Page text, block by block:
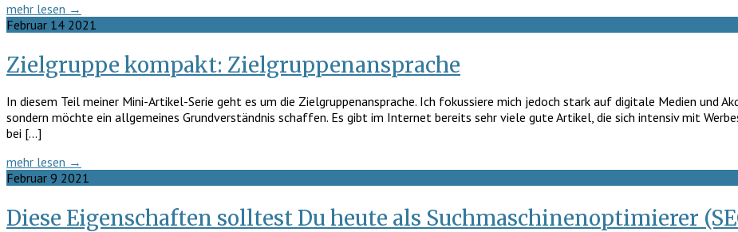
mehr lesen →
Februar 14 2021
Zielgruppe kompakt: Zielgruppenansprache
In diesem Teil meiner Mini-Artikel-Serie geht es um die Zielgruppenansprache. Ich fokussiere mich jedoch stark auf digitale Medien und
sondern möchte ein allgemeines Grundverständnis schaffen. Es gibt im Internet bereits sehr viele gute Artikel, die sich intensiv mit
bei […]
mehr lesen →
Februar 9 2021
Diese Eigenschaften solltest Du heute als Suchmaschinenoptimierer